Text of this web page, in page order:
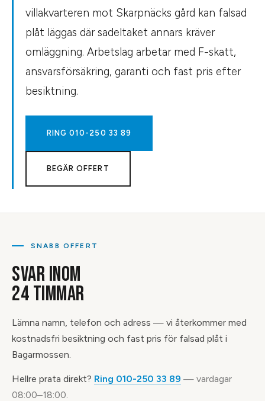
villakvarteren mot Skarpnäcks gård kan falsad
plåt läggas där sadeltaket annars kräver
omläggning. Arbetslag arbetar med F-skatt,
ansvarsförsäkring, garanti och fast pris efter
besiktning.
RING010-250 33 89
BEGÄR OFFERT
SNABB OFFERT
SVAR INOM
24 TIMMAR
Lämna namn, telefon och adress — vi återkommer med
kostnadsfri besiktning och fast pris för falsad plåt i
Bagarmossen.
Hellre prata direkt? Ring 010-250 33 89 — vardagar
08:00–18:00.